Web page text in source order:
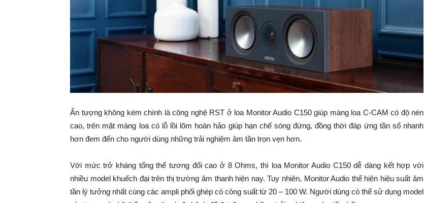
Ấn tượng không kém chính là công nghệ RST ở loa Monitor Audio C150 giúp màng loa C-CAM có độ nén
cao, trên mặt màng loa có lỗ lồi lõm hoàn hảo giúp hạn chế sóng đứng, đồng thời đáp ứng tần số nhanh
hơn đem đến cho người dùng những trải nghiệm âm tần trọn vẹn hơn.
Với mức trở kháng tổng thể tương đối cao ở 8 Ohms, thì loa Monitor Audio C150 dễ dàng kết hợp với
nhiều model khuếch đại trên thị trường âm thanh hiện nay. Tuy nhiên, Monitor Audio thể hiện hiệu suất âm
tần lý tưởng nhất cùng các ampli phối ghép có công suất từ 20 – 100 W. Người dùng có thể sử dụng model